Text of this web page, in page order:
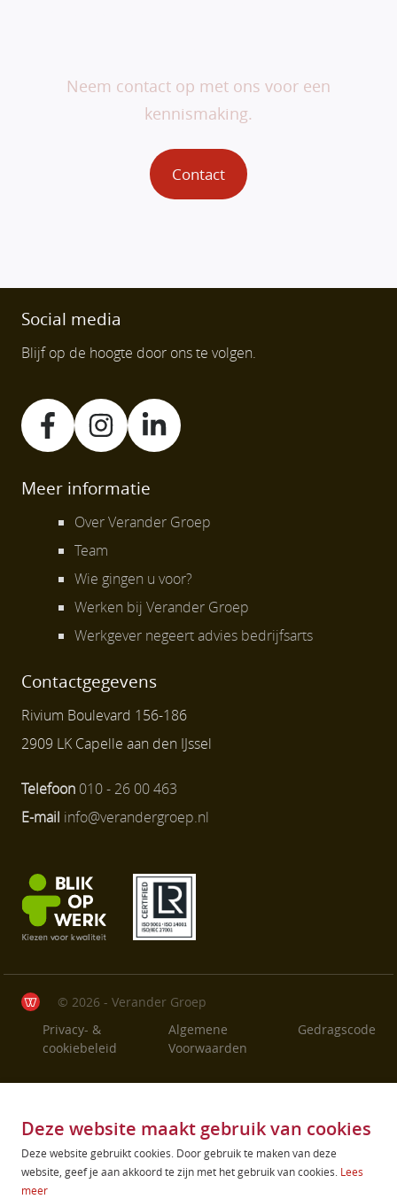
Neem contact op met ons voor een
kennismaking.
Contact
Social media
Blijf op de hoogte door ons te volgen.
Meer informatie
Over Verander Groep
Team
Wie gingen u voor?
Werken bij Verander Groep
Werkgever negeert advies bedrijfsarts
Contactgegevens
Rivium Boulevard 156-186
2909 LK Capelle aan den IJssel
Telefoon 010 - 26 00 463
E-mail info@verandergroep.nl
© 2026 - Verander Groep
Privacy- &
cookiebeleid
Algemene
Voorwaarden
Gedragscode
Deze website maakt gebruik van cookies
Deze website gebruikt cookies. Door gebruik te maken van deze
website, geef je aan akkoord te zijn met het gebruik van cookies. Lees
meer